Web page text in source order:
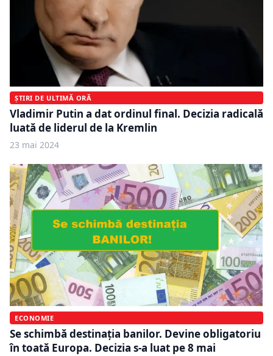
ȘTIRI DE ULTIMĂ ORĂ
Vladimir Putin a dat ordinul final. Decizia radicală
luată de liderul de la Kremlin
23 mai 2024
ECONOMIE
Se schimbă destinația banilor. Devine obligatoriu
în toată Europa. Decizia s-a luat pe 8 mai